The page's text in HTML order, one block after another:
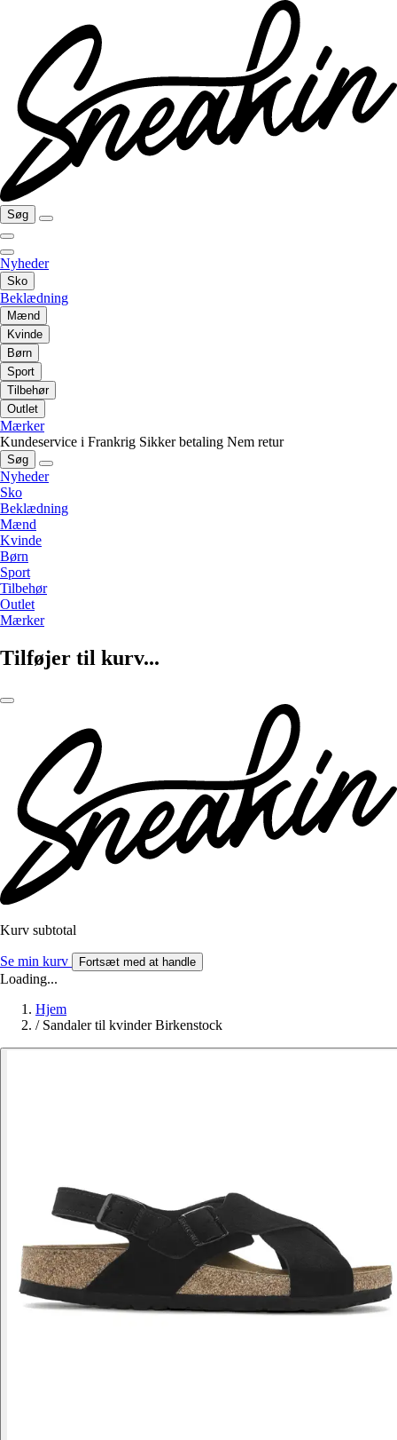
Søg
Nyheder
Sko
Beklædning
Mænd
Kvinde
Børn
Sport
Tilbehør
Outlet
Mærker
Kundeservice i Frankrig Sikker betaling Nem retur
Søg
Nyheder
Sko
Beklædning
Mænd
Kvinde
Børn
Sport
Tilbehør
Outlet
Mærker
Tilføjer til kurv...
Kurv subtotal
Se min kurv Fortsæt med at handle
Loading...
Hjem
/ Sandaler til kvinder Birkenstock